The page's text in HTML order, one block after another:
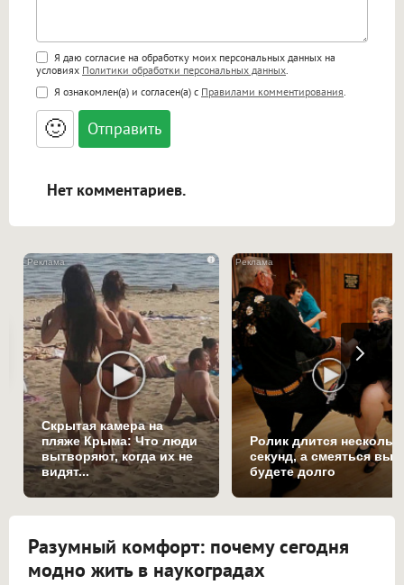
Поддержка HTML
<b>, <strong>, <u>, <i>, <em>, <s>, <big>,
<small>, <sup>, <sub>, <pre>, <ul>, <ol>, <li>,
<blockquote>, <code> экранирует HTML,
адреса URL автоматически становятся
ссылками, и [img]адрес[/img] будет
Я даю согласие на обработку моих персональных данных на
условиях Политики обработки персональных данных.
Я ознакомлен(а) и согласен(а) с Правилами комментирования.
🙂
Нет комментариев.
i
Скрытая камера на
пляже Крыма: Что люди
вытворяют, когда их не
видят...
Ролик длится
секунд, а смеяться вы
будете долго
Разумный комфорт: почему сегодня
модно жить в наукоградах